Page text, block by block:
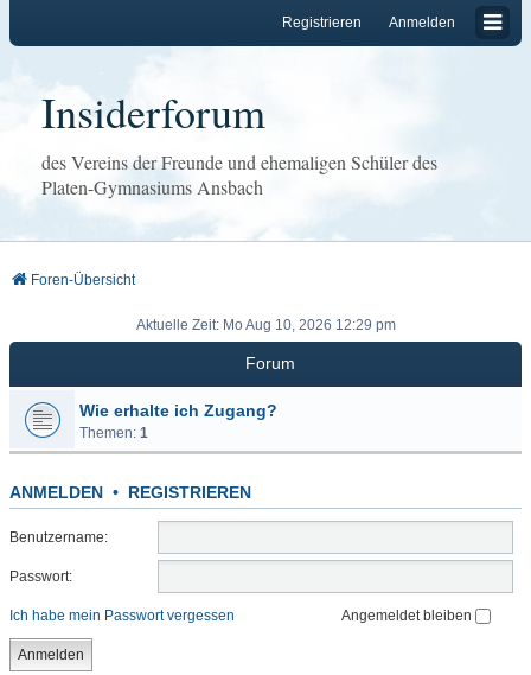
Anmelden
Registrieren
Insiderforum
des Vereins der Freunde und ehemaligen Schüler des
Platen-Gymnasiums Ansbach
Foren-Übersicht
Aktuelle Zeit: Mo Aug 10, 2026 12:29 pm
Forum
Wie erhalte ich Zugang?
Themen: 1
ANMELDEN • REGISTRIEREN
Benutzername:
Passwort:
Ich habe mein Passwort vergessen Angemeldet bleiben